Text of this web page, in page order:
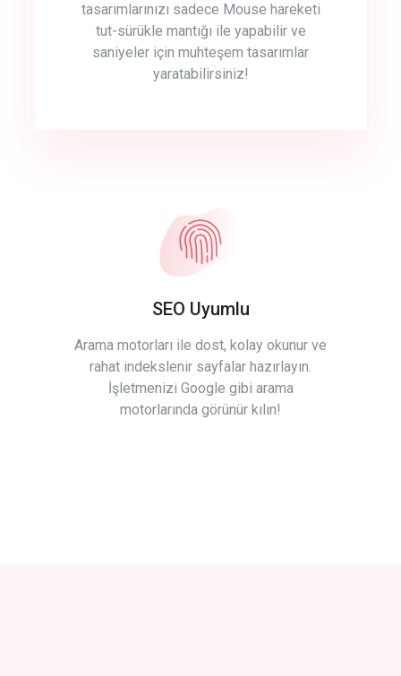
tasarımlarınızı sadece Mouse hareketi
tut-sürükle mantığı ile yapabilir ve
saniyeler için muhteşem tasarımlar
yaratabilirsiniz!
SEO Uyumlu
Arama motorları ile dost, kolay okunur ve
rahat indekslenir sayfalar hazırlayın.
İşletmenizi Google gibi arama
motorlarında görünür kılın!